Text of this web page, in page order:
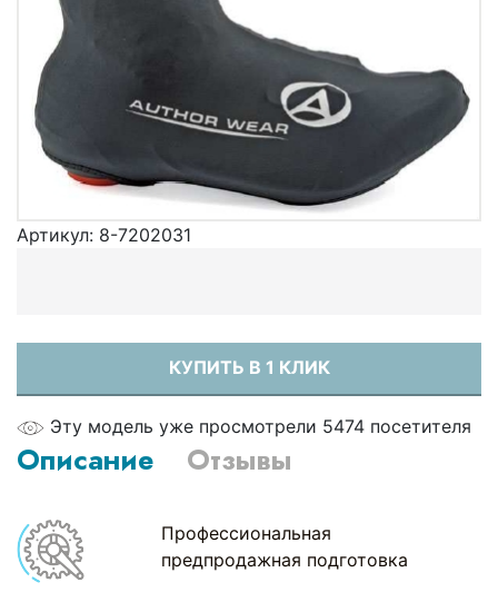
Артикул: 8-7202031
КУПИТЬ В 1 КЛИК
Эту модель уже просмотрели 5474 посетителя
Описание Отзывы
Профессиональная
предпродажная подготовка